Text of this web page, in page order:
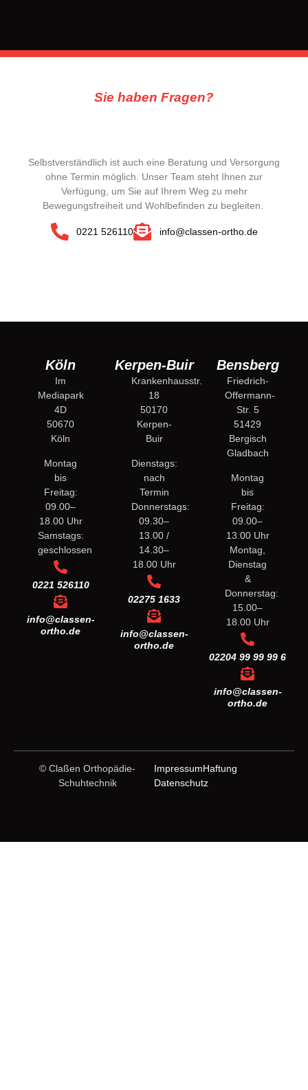
Sie haben Fragen?
Selbstverständlich ist auch eine Beratung und Versorgung
ohne Termin möglich. Unser Team steht Ihnen zur
Verfügung, um Sie auf Ihrem Weg zu mehr
Bewegungsfreiheit und Wohlbefinden zu begleiten.
0221 526110 info@classen-ortho.de
Köln
Im
Mediapark
4D
50670
Köln
Montag
bis
Freitag:
09.00–
18.00 Uhr
Samstags:
geschlossen
0221 526110
info@classen-
ortho.de
Kerpen-Buir
Krankenhausstr.
18
50170
Kerpen-
Buir
Dienstags:
nach
Termin
Donnerstags:
09.30–
13.00 /
14.30–
18.00 Uhr
02275 1633
info@classen-
ortho.de
Bensberg
Friedrich-
Offermann-
Str. 5
51429
Bergisch
Gladbach
Montag
bis
Freitag:
09.00–
13.00 Uhr
Montag,
Dienstag
&
Donnerstag:
15.00–
18.00 Uhr
02204 99 99 99 6
info@classen-
ortho.de
© Claßen Orthopädie-
Schuhtechnik
ImpressumHaftung
Datenschutz